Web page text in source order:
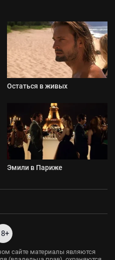
Остаться в живых
Эмили в Париже
сайте материалы являются